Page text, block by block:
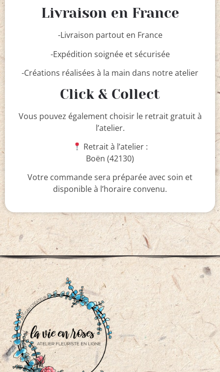
Livraison en France
-Livraison partout en France
-Expédition soignée et sécurisée
-Créations réalisées à la main dans notre atelier
Click & Collect
Vous pouvez également choisir le retrait gratuit à
l’atelier.
Retrait à l’atelier :
Boën (42130)
Votre commande sera préparée avec soin et
disponible à l’horaire convenu.